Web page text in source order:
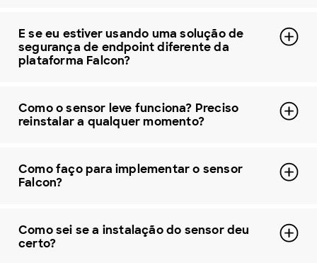
E se eu estiver usando uma solução de
segurança de endpoint diferente da
plataforma Falcon?
Como o sensor leve funciona? Preciso
reinstalar a qualquer momento?
Como faço para implementar o sensor
Falcon?
Como sei se a instalação do sensor deu
certo?